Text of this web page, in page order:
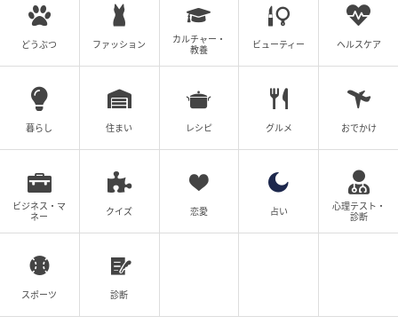
どうぶつ ファッション
カルチャー・
教養
ビューティー ヘルスケア
暮らし 住まい レシピ グルメ おでかけ
ビジネス・マ
ネー
クイズ 恋愛 占い
心理テスト・
診断
スポーツ 診断